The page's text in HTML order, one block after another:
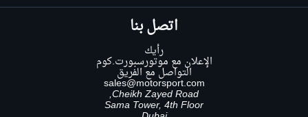
اتصل بنا
رأيك
الإعلان مع موتورسبورت.كوم
التواصل مع الفريق
sales@motorsport.com
Cheikh Zayed Road,
Sama Tower, 4th Floor